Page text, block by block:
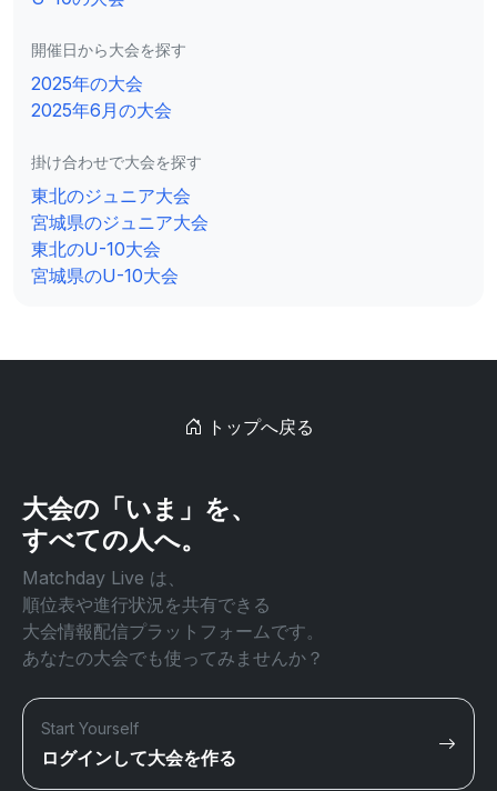
開催日から大会を探す
2025年の大会
2025年6月の大会
掛け合わせで大会を探す
東北のジュニア大会
宮城県のジュニア大会
東北のU-10大会
宮城県のU-10大会
トップへ戻る
大会の「いま」を、
すべての人へ。
Matchday Live は、
順位表や進行状況を共有できる
大会情報配信プラットフォームです。
あなたの大会でも使ってみませんか？
Start Yourself
ログインして大会を作る